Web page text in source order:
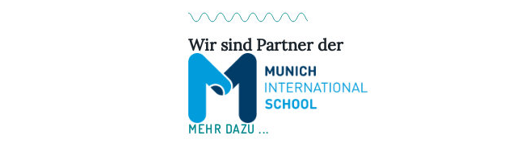
Wir sind Partner der
MEHR DAZU ...